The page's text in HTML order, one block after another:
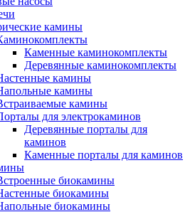
камины
Каменные каминокомплекты
Деревянные каминокомплекты
камины
камины
камины
для электрокаминов
Деревянные порталы для
каминов
Каменные порталы для каминов
биокамины
биокамины
биокамины